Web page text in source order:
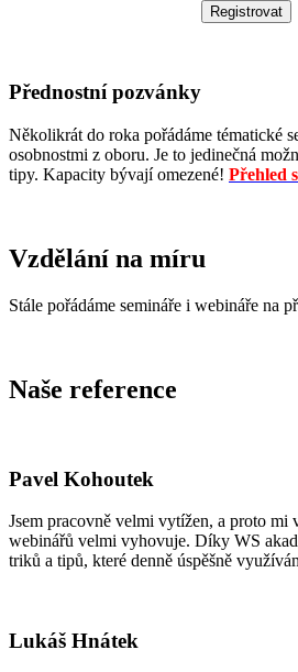
Přednostní pozvánky
Několikrát do roka pořádáme tématické
osobnostmi z oboru. Je to jedinečná
tipy. Kapacity bývají omezené! Přehled
Vzdělání na míru
Stále pořádáme semináře i webináře na
Naše reference
Pavel Kohoutek
Jsem pracovně velmi vytížen, a proto mi
webinářů velmi vyhovuje. Díky WS
triků a tipů, které denně úspěšně
Lukáš Hnátek